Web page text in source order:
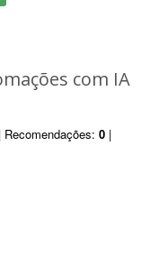
com IA
| Recomendações: 0 |